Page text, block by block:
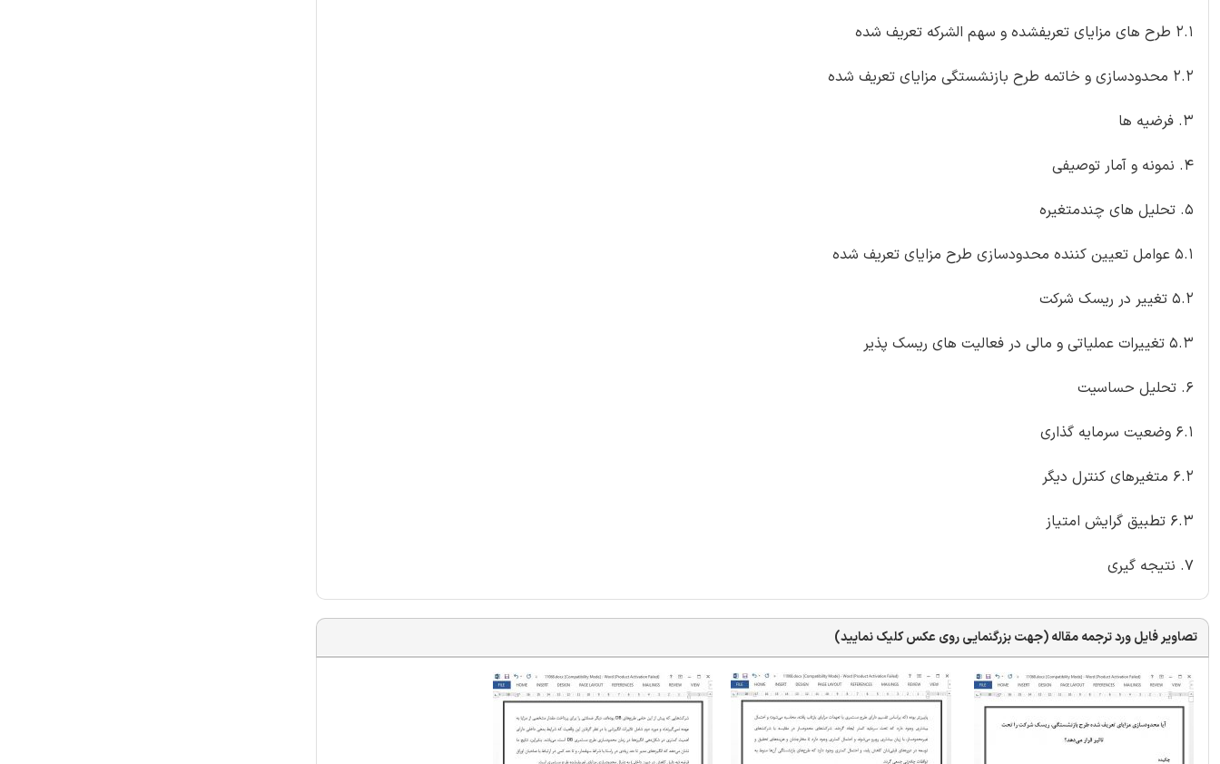
2.1 طرح های مزایای تعریفشده و سهم الشرکه تعریف شده
2.2 محدودسازی و خاتمه طرح بازنشستگی مزایای تعریف شده
3. فرضیه ها
4. نمونه و آمار توصیفی
5. تحلیل های چندمتغیره
5.1 عوامل تعیین کننده محدودسازی طرح مزایای تعریف شده
5.2 تغییر در ریسک شرکت
5.3 تغییرات عملیاتی و مالی در فعالیت های ریسک پذیر
6. تحلیل حساسیت
6.1 وضعیت سرمایه گذاری
6.2 متغیرهای کنترل دیگر
6.3 تطبیق گرایش امتیاز
7. نتیجه گیری
تصاویر فایل ورد ترجمه مقاله (جهت بزرگنمایی روی عکس کلیک نمایید)